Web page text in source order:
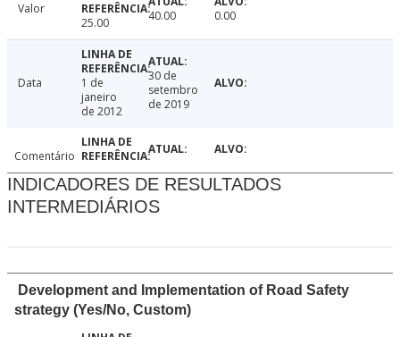
Valor
25.00
40.00 0.00
Data
1 de
janeiro
de 2012
30 de
setembro
de 2019
Comentário
INDICADORES DE RESULTADOS
INTERMEDIÁRIOS
Development and Implementation of Road Safety
strategy (Yes/No, Custom)